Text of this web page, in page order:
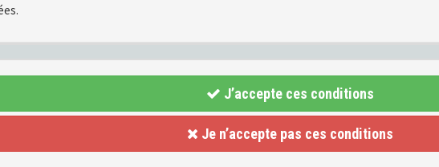
J’accepte ces conditions
Je n’accepte pas ces conditions